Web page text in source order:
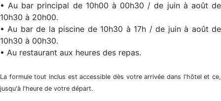
• Au bar principal de 10h00 à 00h30 / de juin à août de
10h30 à 20h00.
• Au bar de la piscine de 10h30 à 17h / de juin à août de
10h30 à 00h30.
• Au restaurant aux heures des repas.
La formule tout inclus est accessible dès votre arrivée dans l'hôtel et ce,
jusqu'à l'heure de votre départ.